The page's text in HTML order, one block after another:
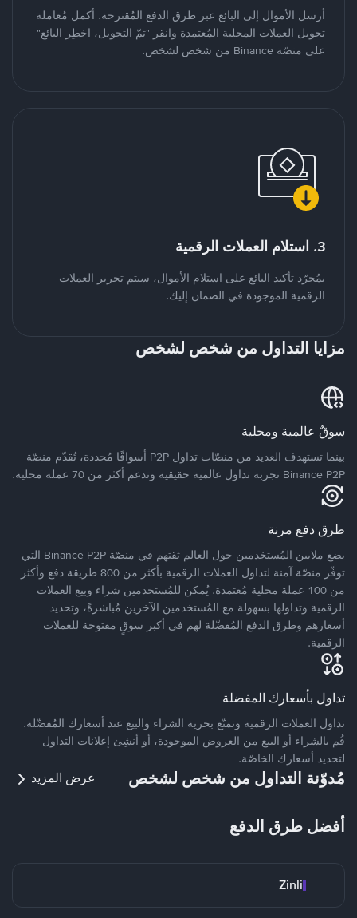
أرسل الأموال إلى البائع عبر طرق الدفع المُقترحة. أكمل مُعاملة
تحويل العملات المحلية المُعتمدة وانقر "تمّ التحويل، اخطِر البائع"
على منصّة Binance من شخص لشخص.
3. استلام العملات الرقمية
بمُجرّد تأكيد البائع على استلام الأموال، سيتم تحرير العملات
الرقمية الموجودة في الضمان إليك.
مزايا التداول من شخص لشخص
سوقٌ عالمية ومحلية
بينما تستهدف العديد من منصّات تداول P2P أسواقًا مُحددة، تُقدّم منصّة
Binance P2P تجربة تداول عالمية حقيقية وتدعم أكثر من 70 عملة محلية.
طرق دفع مرنة
يضع ملايين المُستخدمين حول العالم ثقتهم في منصّة Binance P2P التي
توفّر منصّة آمنة لتداول العملات الرقمية بأكثر من 800 طريقة دفع وأكثر
من 100 عملة محلية مُعتمدة. يُمكن للمُستخدمين شراء وبيع العملات
الرقمية وتداولها بسهولة مع المُستخدمين الآخرين مُباشرةً، وتحديد
أسعارهم وطرق الدفع المُفضّلة لهم في أكبر سوقٍ مفتوحة للعملات
الرقمية.
تداول بأسعارك المفضلة
تداول العملات الرقمية وتمتّع بحرية الشراء والبيع عند أسعارك المُفضّلة.
قُم بالشراء أو البيع من العروض الموجودة، أو أنشِئ إعلانات التداول
لتحديد أسعارك الخاصّة.
مُدوّنة التداول من شخص لشخص عرض المزيد
أفضل طرق الدفع
Zinli